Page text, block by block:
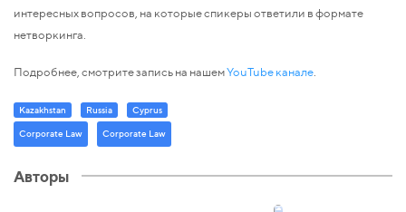
интересных вопросов, на которые спикеры ответили в формате
нетворкинга.
Подробнее, смотрите запись на нашемYouTube канале
Kazakhstan Russia
Cyprus
Corporate Law
Corporate Law
Авторы